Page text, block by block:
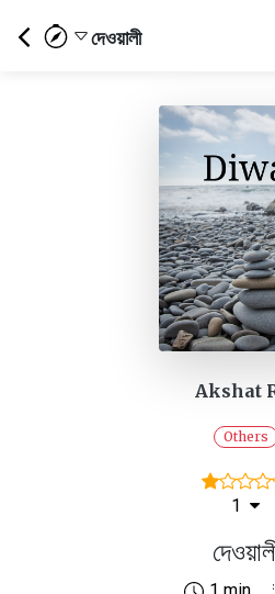
দেওয়ালী
Akshat
Others
1